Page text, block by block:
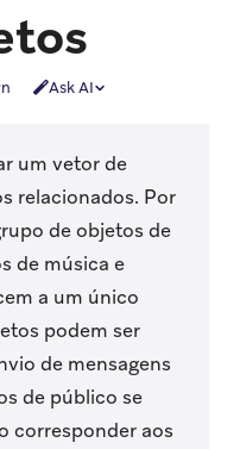
Ask AI
um vetor de
relacionados. Por
de objetos de
de música e
a um único
podem ser
de mensagens
de público se
corresponder aos